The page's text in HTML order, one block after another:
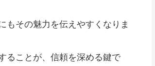
もその魅力を伝えやすくなりま
ることが、信頼を深める鍵で